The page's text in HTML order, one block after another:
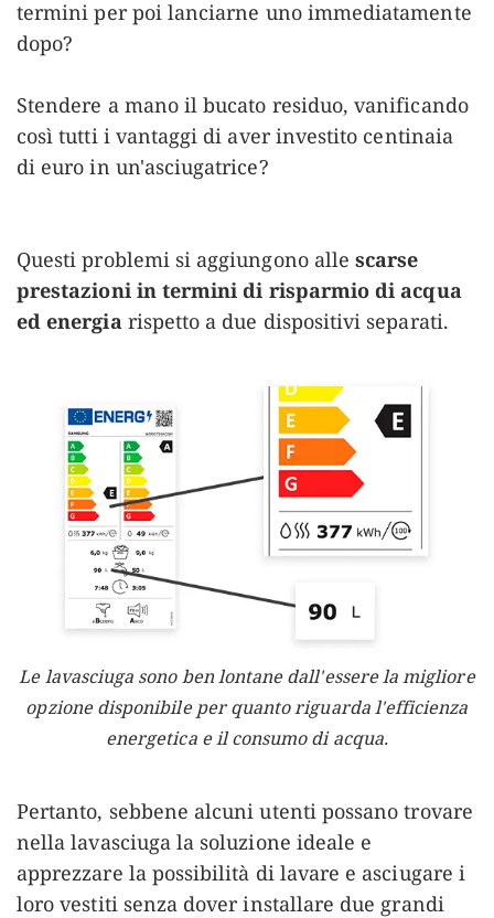
termini per poi lanciarne uno immediatamente
dopo?
Stendere a mano il bucato residuo, vanificando
così tutti i vantaggi di aver investito centinaia
di euro in un'asciugatrice?
Questi problemi si aggiungono allescarse
prestazioni in termini di risparmio di acqua
ed energia rispetto a due dispositivi separati.
Le lavasciuga sono ben lontane dall'essere la migliore
opzione disponibile per quanto riguarda l'efficienza
energetica e il consumo di acqua.
Pertanto, sebbene alcuni utenti possano trovare
nella lavasciuga la soluzione ideale e
apprezzare la possibilità di lavare e asciugare i
loro vestiti senza dover installare due grandi